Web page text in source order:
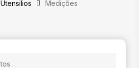
Utensilios Medições